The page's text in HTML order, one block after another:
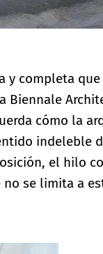
y completa
cómo la
indeleble
el hilo
se limita a